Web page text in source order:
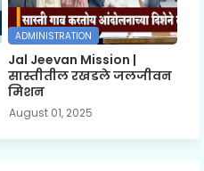
ADMINISTRATION
Jal Jeevan Mission |
सास्तीतील रखडले जलजीवन
मिशन
August 01, 2025